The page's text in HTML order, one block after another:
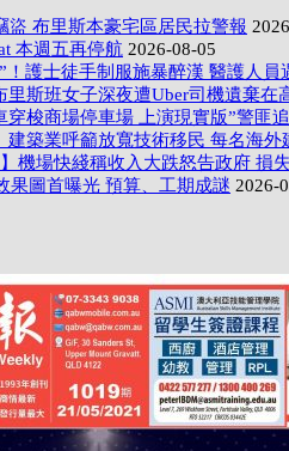
盜 布里斯本豪宅區居民拉警報
本週五再停航 2026-08-05
！護士徒手制服施暴醉漢 醫護人員
斯班女子深夜遭Uber司機遺棄在
梭商場停車場 上演現實版”警匪
建築業呼籲放寬技術移民 每名海
機場快綫稱收入大跌怒告政府 損
果圖首曝光 預算、工期成謎 2026-